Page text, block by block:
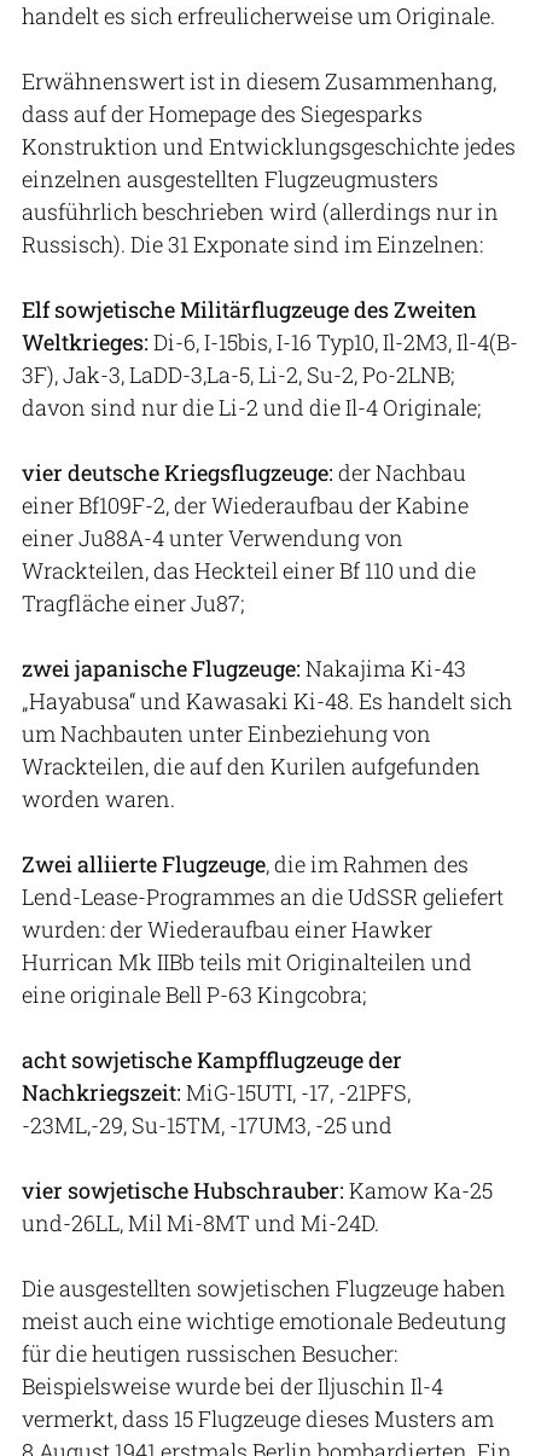
handelt es sich erfreulicherweise um Originale.
Erwähnenswert ist in diesem Zusammenhang,
dass auf der Homepage des Siegesparks
Konstruktion und Entwicklungsgeschichte jedes
einzelnen ausgestellten Flugzeugmusters
ausführlich beschrieben wird (allerdings nur in
Russisch). Die 31 Exponate sind im Einzelnen:
Elf sowjetische Militärflugzeuge des Zweiten
Weltkrieges: Di-6, I-15bis, I-16 Typ10, Il-2M3, Il-4(B-
3F), Jak-3, LaDD-3,La-5, Li-2, Su-2, Po-2LNB;
davon sind nur die Li-2 und die Il-4 Originale;
vier deutsche Kriegsflugzeuge: der Nachbau
einer Bf109F-2, der Wiederaufbau der Kabine
einer Ju88A-4 unter Verwendung von
Wrackteilen, das Heckteil einer Bf 110 und die
Tragfläche einer Ju87;
zwei japanische Flugzeuge: Nakajima Ki-43
„Hayabusa“ und Kawasaki Ki-48. Es handelt sich
um Nachbauten unter Einbeziehung von
Wrackteilen, die auf den Kurilen aufgefunden
worden waren.
Zwei alliierte Flugzeuge, die im Rahmen des
Lend-Lease-Programmes an die UdSSR geliefert
wurden: der Wiederaufbau einer Hawker
Hurrican Mk IIBb teils mit Originalteilen und
eine originale Bell P-63 Kingcobra;
acht sowjetische Kampfflugzeuge der
Nachkriegszeit: MiG-15UTI, -17, -21PFS,
-23ML,-29, Su-15TM, -17UM3, -25 und
vier sowjetische Hubschrauber: Kamow Ka-25
und-26LL, Mil Mi-8MT und Mi-24D.
Die ausgestellten sowjetischen Flugzeuge haben
meist auch eine wichtige emotionale Bedeutung
für die heutigen russischen Besucher:
Beispielsweise wurde bei der Iljuschin Il-4
vermerkt, dass 15 Flugzeuge dieses Musters am